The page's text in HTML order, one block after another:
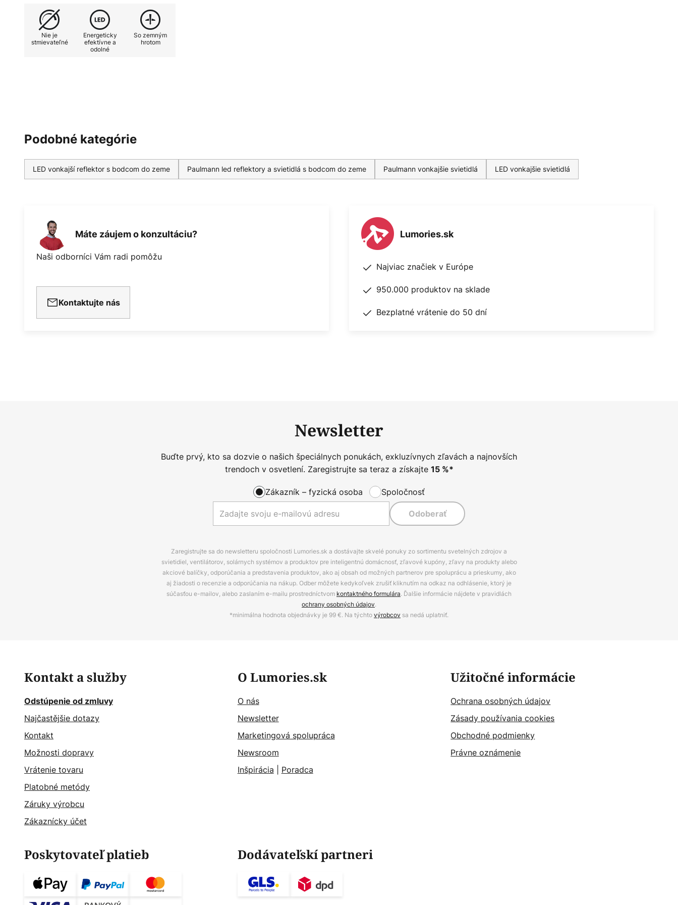
Nie je
stmievateľné
Energeticky
efektívne a
odolné
So zemným
hrotom
Podobné kategórie
LED vonkajší reflektor s bodcom do zeme Paulmann led reflektory a svietidlá s bodcom do zeme Paulmann vonkajšie svietidlá LED vonkajšie svietidlá
Máte záujem o konzultáciu?
Naši odborníci Vám radi pomôžu
Kontaktujte nás
Lumories.sk
Najviac značiek v Európe
950.000 produktov na sklade
Bezplatné vrátenie do 50 dní
Newsletter
Buďte prvý, kto sa dozvie o našich špeciálnych ponukách, exkluzívnych zľavách a najnovších
trendoch v osvetlení. Zaregistrujte sa teraz a získajte 15%*
Zákazník – fyzická osoba Spoločnosť
Odoberať
Zaregistrujte sa do newsletteru spoločnosti Lumories.sk a dostávajte skvelé ponuky zo sortimentu svetelných zdrojov a
svietidiel, ventilátorov, solárnych systémov a produktov pre inteligentnú domácnosť, zľavové kupóny, zľavy na produkty alebo
akciové balíčky, odporúčania a predstavenia produktov, ako aj obsah od možných partnerov pre spoluprácu a prieskumy, ako
aj žiadosti o recenzie a odporúčania na nákup. Odber môžete kedykoľvek zrušiť kliknutím na odkaz na odhlásenie, ktorý je
súčasťou e-mailov, alebo zaslaním e-mailu prostredníctvom kontaktného formulára. Ďalšie informácie nájdete v pravidlách
ochrany osobných údajov.
*minimálna hodnota objednávky je 99 €. Na týchtovýrobcov sa nedá uplatniť.
Kontakt a služby
Odstúpenie od zmluvy
Najčastějšie dotazy
Kontakt
Možnosti dopravy
Vrátenie tovaru
Platobné metódy
Záruky výrobcu
Zákaznícky účet
O Lumories.sk
O nás
Newsletter
Marketingová spolupráca
Newsroom
Inšpirácia
Poradca
Užitočné informácie
Ochrana osobných údajov
Zásady používania cookies
Obchodné podmienky
Právne oznámenie
Poskytovateľ platieb Dodávateľskí partneri